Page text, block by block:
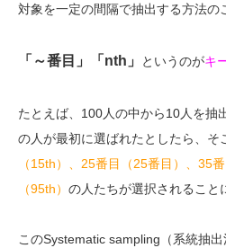
対象を一定の間隔で抽出する方法の
「～番目」「nth」 というのがキ
たとえば、100人の中から10人を抽
の人が最初に選ばれたとしたら、そ
（15th）、25番目（25番目）、
（95th） の人たちが選択されること
このSystematic sampling（系統抽出